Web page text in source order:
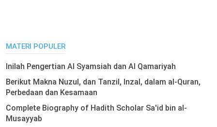
MATERI POPULER
Inilah Pengertian Al Syamsiah dan Al Qamariyah
Berikut Makna Nuzul, dan Tanzil, Inzal, dalam al-Quran,
Perbedaan dan Kesamaan
Complete Biography of Hadith Scholar Sa'id bin al-
Musayyab